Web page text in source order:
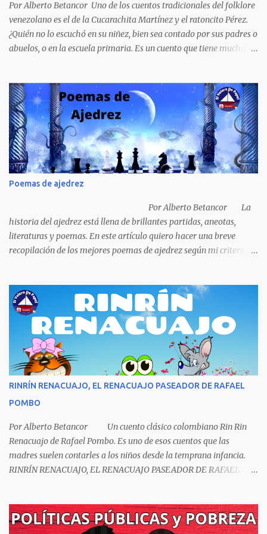
Por Alberto Betancor Uno de los cuentos tradicionales del folklore
venezolano es el de la Cucarachita Martínez y el ratoncito Pérez.
¿Quién no lo escuchó en su niñez, bien sea contado por sus padres o
abuelos, o en la escuela primaria. Es un cuento que tiene muchas
hablaban, hace mucho, mucho tiempo, una Cucarachita llamada
Martínez que estaba barriendo el zaguán (porche) de su casa,
cuando vio algo que brillaba, se sorprendió y se emocionó al ver lo
que veían sus ojos, era un mediecito (moneda de cinco céntimos).
La recogió y se preguntó de quien sería, pero al ver que no era de
nadie se la guardó en el bolsillo y siguió barriendo y pensando que
podría comprar, pensó en comprar una casa, pero desecho la idea
porque ya tenía una casa, pensó en un carro (coche), pero desecho
la idea porque no sabía manejar (conducir) al final se le ocurrió
comprarse un vestido y...
Poemas de ajedrez
Por Alberto Betancor La
historia del ajedrez está llena de brillantes partidas, aneotas,
literaturas y poemas. En este artículo quiero hacer una breve
recopilación de los mejores poemas de ajedrez según mi criterio
Borges es uno de los grandes pensadores del Siglo XX, su obra
universal trasciende más allá del premio Nobel de Literatura que le
fue negado por razones políticas, pero como hombre de principios
y sabiendo que sus posturas ideológicas eran un óbice para
obtenerlo, prefirió sus principios que el Nobel. Jorg...
RINRÍN RENACUAJO, EL RENACUAJO PASEADOR DE RAFAEL
POMBO
Por Alberto Betancor Un cuento clásico colombiano Rin Rin
Renacuajo de Rafael Pombo. Es uno de esos cuentos que las
madres suelen contarles a los niños desde la temprana infancia.
RINRÍN RENACUAJO, EL RENACUAJO PASEADOR DE RAFAEL
Sombrero encintado y chupa de boda. -¡Muchacho, no salgas!- le
grita mamá pero él hace un gesto y orondo se va. Halló en el